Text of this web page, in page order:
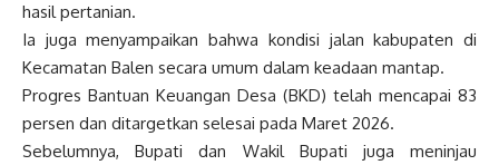
hasil pertanian.
Ia juga menyampaikan bahwa kondisi jalan kabupaten di
Kecamatan Balen secara umum dalam keadaan mantap.
Progres Bantuan Keuangan Desa (BKD) telah mencapai 83
persen dan ditargetkan selesai pada Maret 2026.
Sebelumnya, Bupati dan Wakil Bupati juga meninjau